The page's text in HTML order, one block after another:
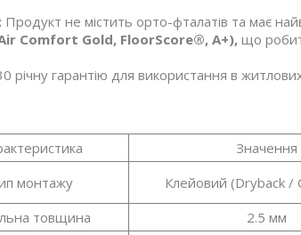
Продукт не містить орто-фталатів та має
Comfort Gold, FloorScore®, A+), що
річну гарантію для використання в
Значення
монтажу
Клейовий (Dryback /
товщина
2.5 мм